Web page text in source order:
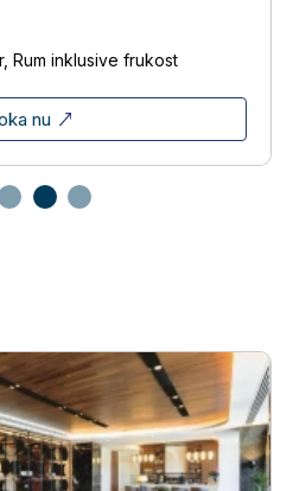
Rum inklusive frukost
nu